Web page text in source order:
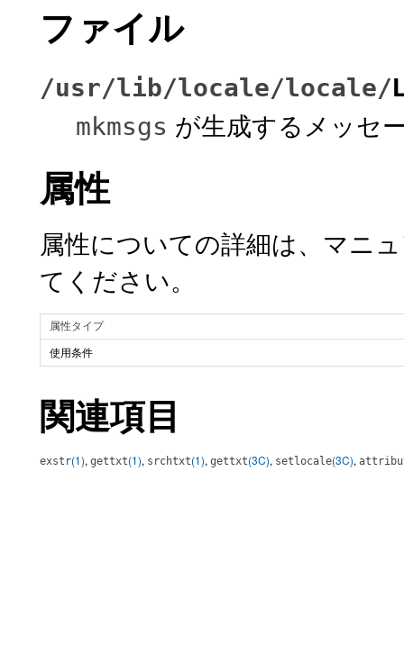
ファイル
/usr/lib/locale/locale/
mkmsgs が生成するメッセ
属性
属性についての詳細は、マニ
てください。
属性タイプ
使用条件
関連項目
exstr(1), gettxt(1), srchtxt(1), gettxt(3C), setlocale(3C),